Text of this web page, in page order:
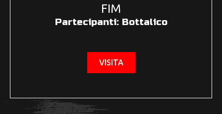
FIM
Partecipanti: Bottalico
VISITA